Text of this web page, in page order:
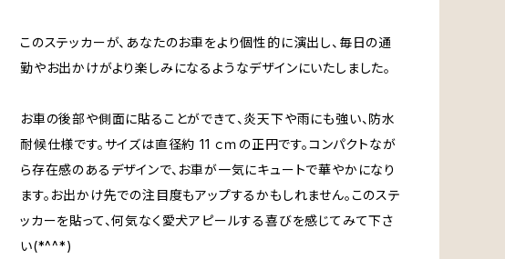
このステッカーが、あなたのお車をより個性的に演出し、毎日の通
勤やお出かけがより楽しみになるようなデザインにいたしました。
お車の後部や側面に貼ることができて、炎天下や雨にも強い、防水
耐候仕様です。サイズは直径約 11 ｃｍの正円です。コンパクトなが
ら存在感のあるデザインで、お車が一気にキュートで華やかになり
ます。お出かけ先での注目度もアップするかもしれません。このステ
ッカーを貼って、何気なく愛犬アピールする喜びを感じてみて下さ
い(*^^*)